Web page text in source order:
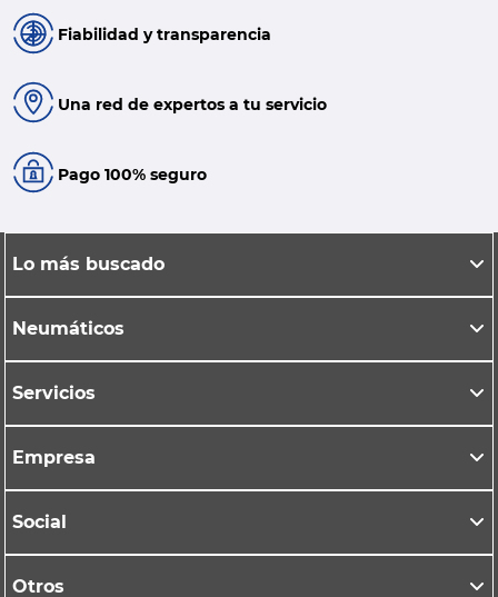
Fiabilidad y transparencia
Una red de expertos a tu servicio
Pago 100% seguro
Lo más buscado
Neumáticos
Servicios
Empresa
Social
Otros